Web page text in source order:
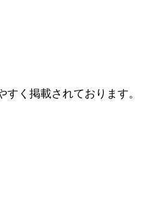
く掲載されております。